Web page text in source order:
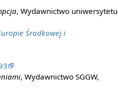
, Wydawnictwo uniwersytetu
Środkowej i
, Wydawnictwo SGGW,